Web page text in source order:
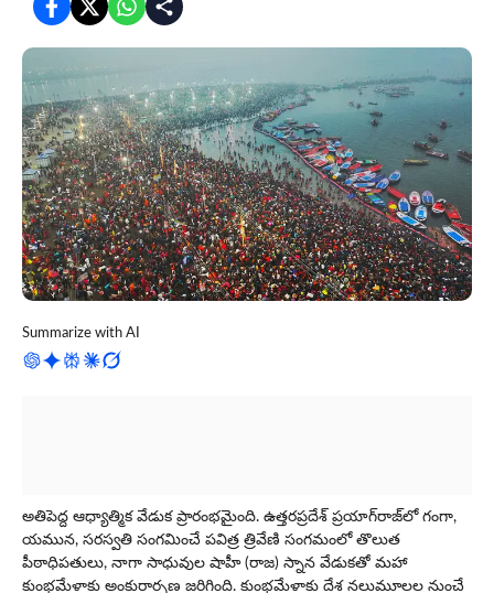
Summarize with AI
అతిపెద్ద ఆధ్యాత్మిక వేడుక ప్రారంభ‌మైంది. ఉత్త‌ర‌ప్ర‌దేశ్ ప్ర‌యాగ్‌రాజ్‌లో గంగా,
యమున, సరస్వతి సంగమించే పవిత్ర త్రివేణి సంగమంలో తొలుత
పీఠాధిపతులు, నాగా సాధువుల షాహీ (రాజ) స్నాన వేడుకతో మహా
కుంభమేళాకు అంకురార్పణ జరిగింది. కుంభ‌మేళాకు దేశ నలుమూలల నుంచే